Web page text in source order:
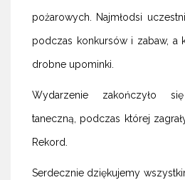
pożarowych. Najmłodsi
podczas konkursów i zabaw, a
drobne upominki.
Wydarzenie zakończyło
taneczną, podczas której
Rekord.
Serdecznie dziękujemy